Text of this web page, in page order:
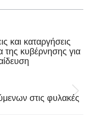
LinkedIn
και καταργήσεις
κυβέρνησης για
στις φυλακές